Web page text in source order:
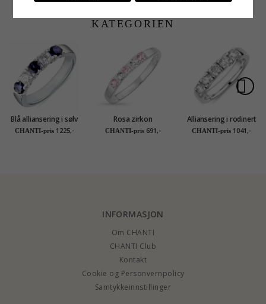
KATEGORIEN
Blå alliansering i sølv
CHANTI-pris 1225,-
Rosa zirkon
alliansering i sølv
CHANTI-pris 691,-
Alliansering i rodinert
sølv
CHANTI-pris 1041,-
INFORMASJON
Om CHANTI
CHANTI Club
Kontakt
Cookie og Personvernpolicy
Samtykkeinnstillinger